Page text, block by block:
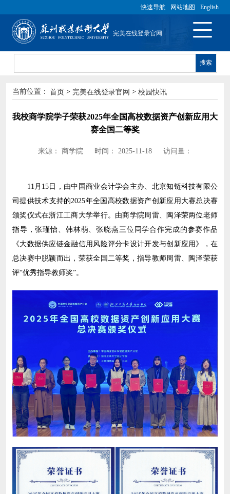
快速导航 网站地图 English
完美在线登录官网
搜索
当前位置： 首页> 完美在线登录官网 > 校园快讯
我校商学院学子荣获2025年全国高校数据资产创新应用大
赛全国二等奖
来源： 商学院 时间： 2025-11-18 访问量：
11月15日，由中国商业会计学会主办、北京知链科技有限公
司提供技术支持的2025年全国高校数据资产创新应用大赛总决赛
颁奖仪式在浙江工商大学举行。由商学院周雷、陶泽荣两位老师
指导，张瑾怡、韩林萌、张晓燕三位同学合作完成的参赛作品
《大数据供应链金融信用风险评分卡设计开发与创新应用》，在
总决赛中脱颖而出，荣获全国二等奖，指导教师周雷、陶泽荣获
评“优秀指导教师奖”。